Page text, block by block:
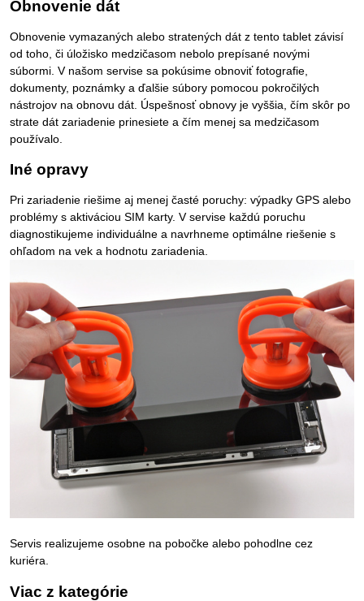
Obnovenie dát
Obnovenie vymazaných alebo stratených dát z tento tablet závisí
od toho, či úložisko medzičasom nebolo prepísané novými
súbormi. V našom servise sa pokúsime obnoviť fotografie,
dokumenty, poznámky a ďalšie súbory pomocou pokročilých
nástrojov na obnovu dát. Úspešnosť obnovy je vyššia, čím skôr po
strate dát zariadenie prinesiete a čím menej sa medzičasom
používalo.
Iné opravy
Pri zariadenie riešime aj menej časté poruchy: výpadky GPS alebo
problémy s aktiváciou SIM karty. V servise každú poruchu
diagnostikujeme individuálne a navrhneme optimálne riešenie s
ohľadom na vek a hodnotu zariadenia.
Servis realizujeme osobne na pobočke alebo pohodlne cez
kuriéra.
Viac z kategórie